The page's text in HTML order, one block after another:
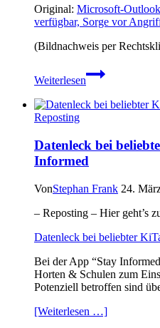
Original: Microsoft-
verfügbar, Sorge vor
(Bildnachweis per
Weiterlesen
Microsoft-
Outlook-
Proof-
verfügbar,
Sorge
Angriffen
Reposting
Datenleck bei
Informed
VonStephan Frank 24.
– Reposting – Hier geht’s
Datenleck bei beliebter
Bei der App “Stay
Horten & Schulen zum
Potenziell betroffen sind
[Weiterlesen …]